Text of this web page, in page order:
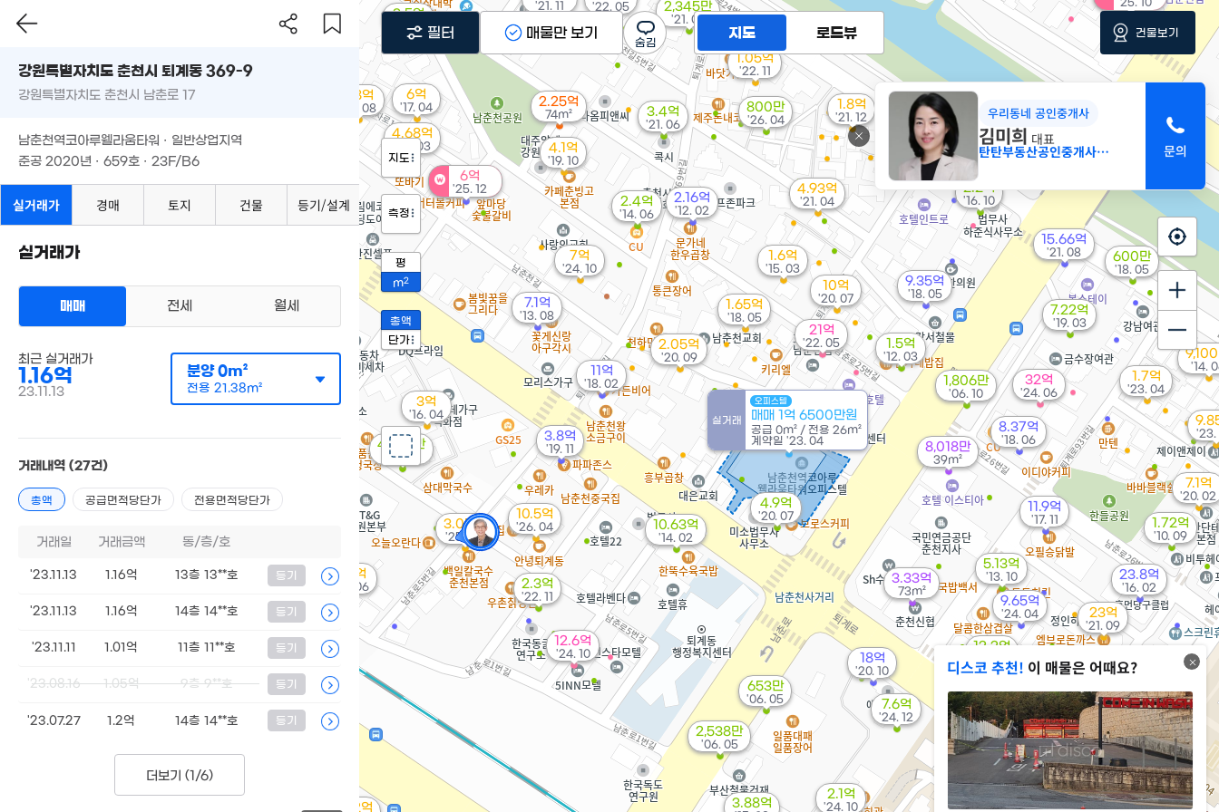
10.5억
'26. 04
800만
'26. 04
6억
'25. 12
2.25억
74m²
3.05억
'25. 02
7.6억
'24. 12
12.6억
'24. 10
7억
'24. 10
2.1억
'24. 10
32억
'24. 06
4.52억
9.65억
'24. 04
8,018만
39m²
8.8억
'23. 08
2.6억
'23. 06
'23.
1.7억
'23. 04
실거래
오피스텔
매매 1억 6500만원
공급 0m² / 전용 26m²
계약일 '23. 04
1.05억
'22. 11
2.3억
'22. 11
21억
'22. 05
'22. 05
4.68억
'22. 03
1.8억
'21. 12
'21. 11
23억
'21. 09
15.66억
'21. 08
4,663만
'21. 08
3.4억
'21. 06
4.93억
'21. 04
2,345만
'21. 03
78억
'20. 12
18억
'20. 10
2.05억
'20. 09
4.9억
'20. 07
10억
'20. 07
3.5억
'20. 03
7.1억
'20. 02
3.8억
'19. 11
4.1억
'19. 10
7.22억
'19. 03
8.37억
'18. 06
1.65억
'18. 05
600만
'18. 05
9.35억
'18. 05
11억
'18. 02
11.9억
'17. 11
3.33억
73m²
6억
'17. 04
2.2억
'16. 10
9,000만
'16. 07
12.2억
'16. 07
3억
'16. 04
23.8억
'16. 02
3.88억
1.6억
'15. 03
'14.
2.4억
'14. 06
10.63억
'14. 02
5.13억
'13. 10
7.1억
'13. 08
1.5억
'12. 03
2.16억
'12. 02
1.72억
'10. 09
1,806만
'06. 10
653만
'06. 05
2,538만
'06. 05
디스코 추천! 이 매물은 어때요?
우리동네 공인중개사
김미희 대표
탄탄부동산공인중개사사무소
지도 로드뷰
지도
측정
평
m2
총액
단가
필터 매물만 보기 건물보기
강원특별자치도 춘천시 퇴계동 369-9
강원특별자치도 춘천시 남춘로 17
남춘천역코아루웰라움타워 · 일반상업지역
준공 2020년 · 659호 · 23F/B6
실거래가 경매 토지 건물 등기/설계
실거래가
매매 전세 월세
최근 실거래가
1.16억
23.11.13
분양0m²
전용 21.38m²
거래내역 (27건)
총액 공급면적당단가 전용면적당단가
거래일 거래금액 동/층/호
'23.11.13 1.16억 13층 13**호 등기
'23.11.13 1.16억 14층 14**호 등기
'23.11.11 1.01억 11층 11**호 등기
'23.08.16 1.05억 9층 9**호 등기
'23.07.27 1.2억 14층 14**호 등기
더보기 (1/6)